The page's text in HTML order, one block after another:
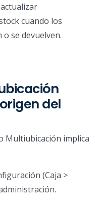
cuando los
se devuelven.
del
Multiubicación implica
(Caja >